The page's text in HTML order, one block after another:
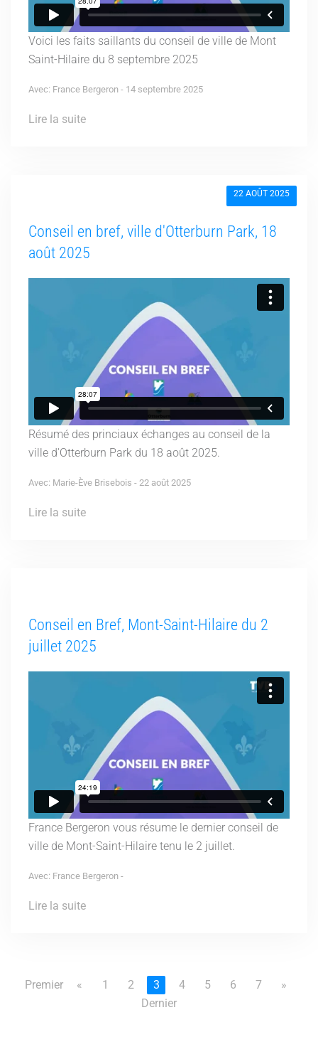
Voici les faits saillants du conseil de ville de Mont
Saint-Hilaire du 8 septembre 2025
Avec: France Bergeron - 14 septembre 2025
Lire la suite
22 AOÛT 2025
Conseil en bref, ville d'Otterburn Park, 18
août 2025
Résumé des princiaux échanges au conseil de la
ville d'Otterburn Park du 18 août 2025.
Avec: Marie-Ève Brisebois - 22 août 2025
Lire la suite
Conseil en Bref, Mont-Saint-Hilaire du 2
juillet 2025
France Bergeron vous résume le dernier conseil de
ville de Mont-Saint-Hilaire tenu le 2 juillet.
Avec: France Bergeron -
Lire la suite
Premier « 1 2 3 4 5 6 7
»
Dernier